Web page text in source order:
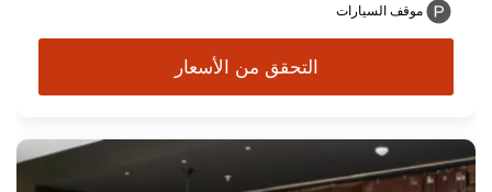
موقف السيارات
التحقق من الأسعار